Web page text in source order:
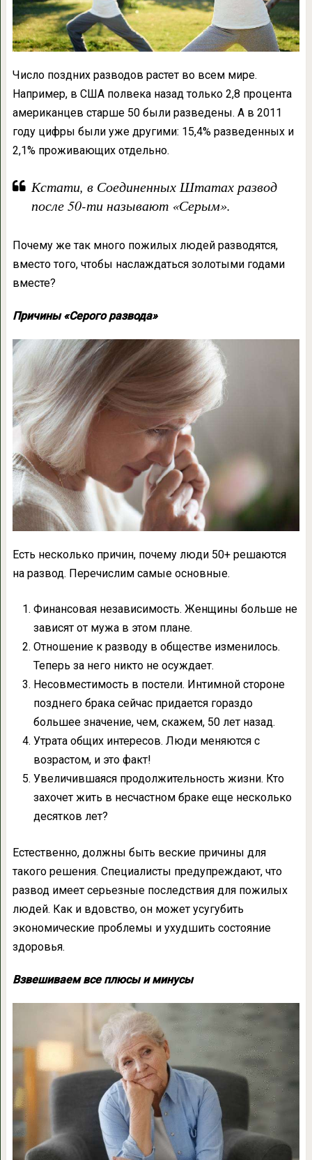
Число поздних разводов растет во всем мире.
Например, в США полвека назад только 2,8 процента
американцев старше 50 были разведены. А в 2011
году цифры были уже другими: 15,4% разведенных и
2,1% проживающих отдельно.
Кстати, в Соединенных Штатах развод
после 50-ти называют «Серым».
Почему же так много пожилых людей разводятся,
вместо того, чтобы наслаждаться золотыми годами
вместе?
Причины «Серого развода»
Есть несколько причин, почему люди 50+ решаются
на развод. Перечислим самые основные.
Финансовая независимость. Женщины больше не
зависят от мужа в этом плане.
Отношение к разводу в обществе изменилось.
Теперь за него никто не осуждает.
Несовместимость в постели. Интимной стороне
позднего брака сейчас придается гораздо
большее значение, чем, скажем, 50 лет назад.
Утрата общих интересов. Люди меняются с
возрастом, и это факт!
Увеличившаяся продолжительность жизни. Кто
захочет жить в несчастном браке еще несколько
десятков лет?
Естественно, должны быть веские причины для
такого решения. Специалисты предупреждают, что
развод имеет серьезные последствия для пожилых
людей. Как и вдовство, он может усугубить
экономические проблемы и ухудшить состояние
здоровья.
Взвешиваем все плюсы и минусы